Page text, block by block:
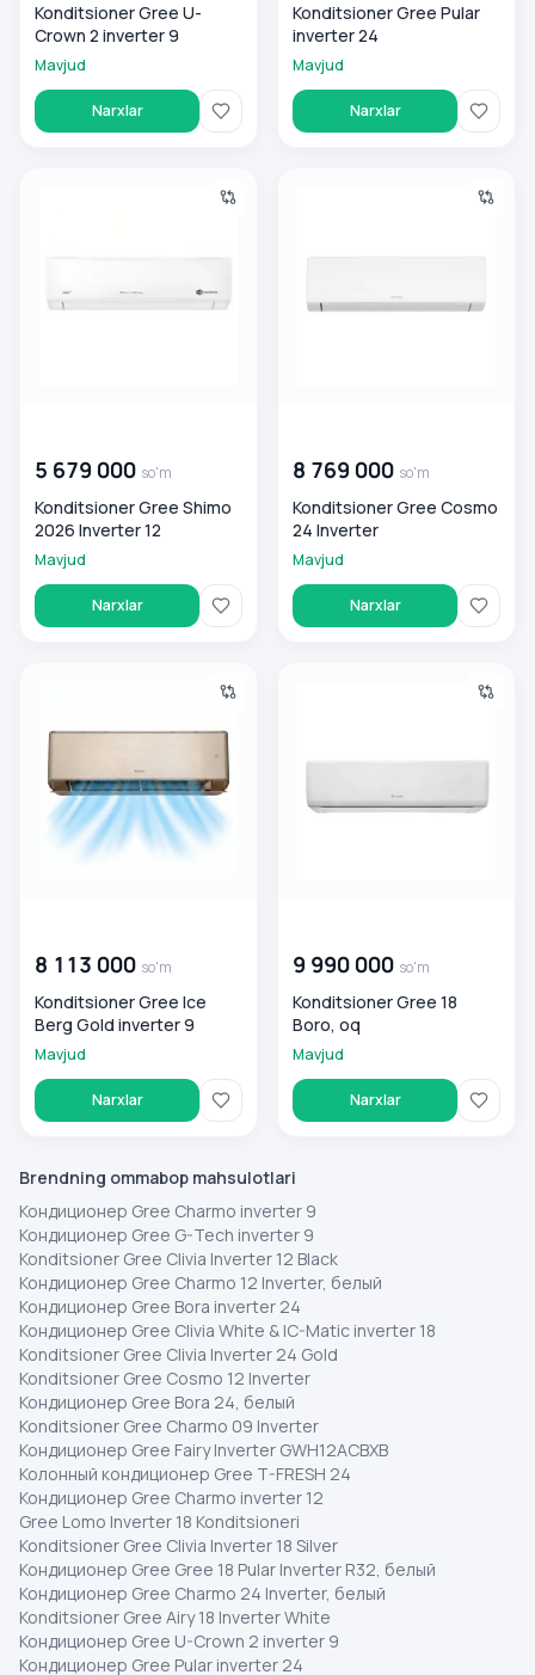
Konditsioner Gree U-
Crown 2 inverter 9
Mavjud
Narxlar
Konditsioner Gree Pular
inverter 24
Mavjud
Narxlar
5 679 000 so'm
Konditsioner Gree Shimo
2026 Inverter 12
Mavjud
Narxlar
8 769 000 so'm
Konditsioner Gree Cosmo
24 Inverter
Mavjud
Narxlar
8 113 000 so'm
Konditsioner Gree Ice
Berg Gold inverter 9
Mavjud
Narxlar
9 990 000 so'm
Konditsioner Gree 18
Boro, oq
Mavjud
Narxlar
Brendning ommabop mahsulotlari
Кондиционер Gree Charmo inverter 9
Кондиционер Gree G-Tech inverter 9
Konditsioner Gree Clivia Inverter 12 Black
Кондиционер Gree Charmo 12 Inverter, белый
Кондиционер Gree Bora inverter 24
Кондиционер Gree Clivia White & IC-Matic inverter 18
Konditsioner Gree Clivia Inverter 24 Gold
Konditsioner Gree Cosmo 12 Inverter
Кондиционер Gree Bora 24, белый
Konditsioner Gree Charmo 09 Inverter
Кондиционер Gree Fairy Inverter GWH12ACBXB
Колонный кондиционер Gree T-FRESH 24
Кондиционер Gree Charmo inverter 12
Gree Lomo Inverter 18 Konditsioneri
Konditsioner Gree Clivia Inverter 18 Silver
Кондиционер Gree Gree 18 Pular Inverter R32, белый
Кондиционер Gree Charmo 24 Inverter, белый
Konditsioner Gree Airy 18 Inverter White
Кондиционер Gree U-Crown 2 inverter 9
Кондиционер Gree Pular inverter 24